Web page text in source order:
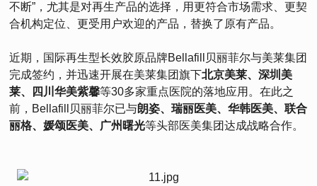
不断”，尤其是对再生产品的选择，用更符合市场需求、更契
合机构定位、更受用户欢迎的产品，替换了原有产品。
近期，国际再生型长效胶原品牌Bellafill贝丽菲尔与美莱集团
完成签约，并迅速开展在美莱集团旗下北京美莱、深圳美
莱、四川华美紫馨等30多家重点医院的落地应用。在此之
前，Bellafill贝丽菲尔已与朗姿、瑞丽医美、华韩医美、联合
丽格、媛颂医美、广州曙光等头部医美集团达成战略合作。